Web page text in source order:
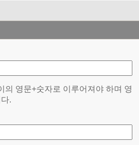
의 영문+숫자로 이루어져야 하며 영
.